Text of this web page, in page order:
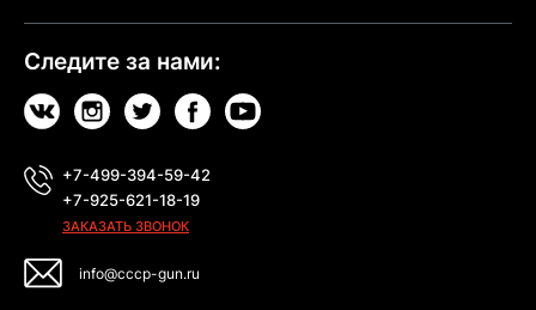
Следите за нами:
+7-499-394-59-42
+7-925-621-18-19
ЗАКАЗАТЬ ЗВОНОК
info@cccp-gun.ru